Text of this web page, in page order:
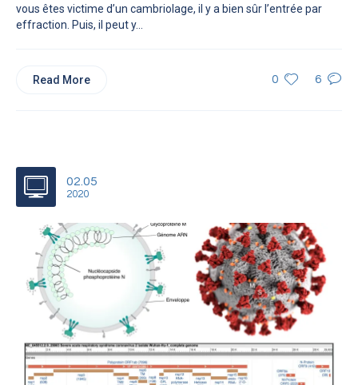
vous êtes victime d’un cambriolage, il y a bien sûr l’entrée par
effraction. Puis, il peut y...
0 6
Read More
02.05
2020